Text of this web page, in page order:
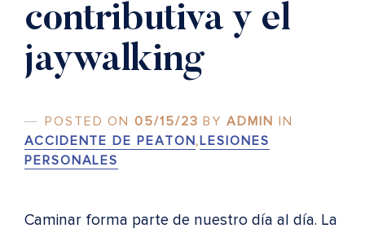
contributiva y el
jaywalking
POSTED ON05/15/23 BYADMIN IN
ACCIDENTE DE PEATON,LESIONES
PERSONALES
Caminar forma parte de nuestro día al día. La